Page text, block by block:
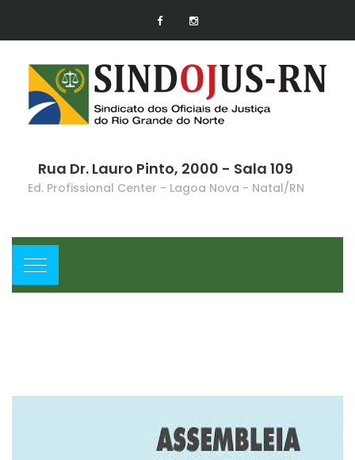
Rua Dr. Lauro Pinto, 2000 - Sala 109
Ed. Profissional Center - Lagoa Nova - Natal/RN